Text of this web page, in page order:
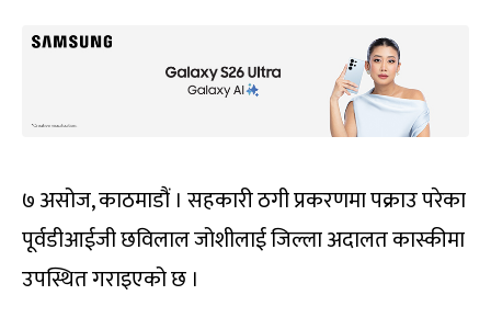
७ असोज, काठमाडौं । सहकारी ठगी प्रकरणमा पक्राउ परेका
पूर्वडीआईजी छविलाल जोशीलाई जिल्ला अदालत कास्कीमा
उपस्थित गराइएको छ ।